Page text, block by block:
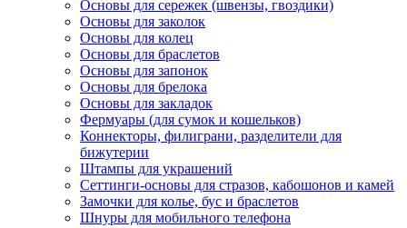
Основы для сережек (швензы, гвоздики)
Основы для заколок
Основы для колец
Основы для браслетов
Основы для запонок
Основы для брелока
Основы для закладок
Фермуары (для сумок и кошельков)
Коннекторы, филиграни, разделители для
бижутерии
Штампы для украшений
Сеттинги-основы для стразов, кабошонов и камей
Замочки для колье, бус и браслетов
Шнуры для мобильного телефона